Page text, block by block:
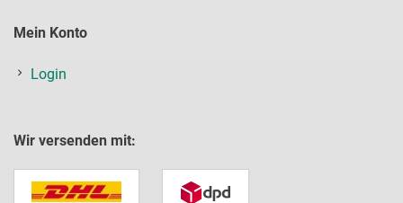
Mein Konto
Login
Wir versenden mit: